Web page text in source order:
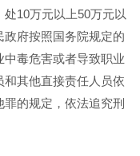
10万元以上50万元以
府按照国务院规定的
毒危害或者导致职业
其他直接责任人员依
的规定，依法追究刑